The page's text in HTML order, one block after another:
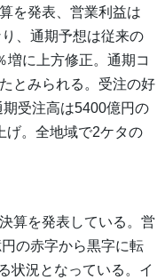
を発表、営業利益は
、通期予想は従来の
増に上方修正。通期コ
とみられる。受注の好
受注高は5400億円の
げ。全地域で2ケタの
算を発表している。営
の赤字から黒字に転
状況となっている。イ